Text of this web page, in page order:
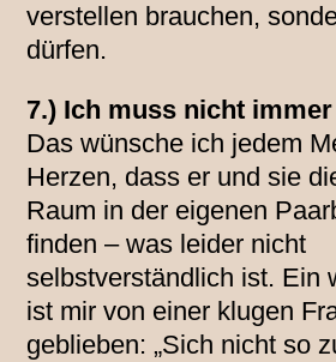
verstellen brauchen,
dürfen.
7.) Ich muss nicht
Das wünsche ich jedem
Herzen, dass er und sie
Raum in der eigenen
finden – was leider nicht
selbstverständlich ist. Ein
ist mir von einer klugen
geblieben: „Sich nicht so